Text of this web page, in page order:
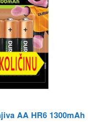
AA HR6 1300mAh